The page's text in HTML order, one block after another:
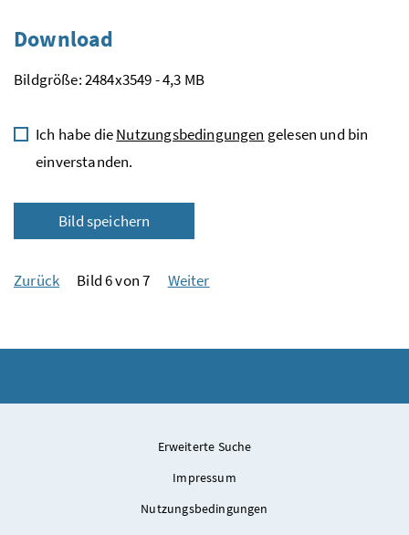
Download
Bildgröße: 2484x3549 - 4,3 MB
Ich habe dieNutzungsbedingungen gelesen und bin
einverstanden.
Bild speichern
Zurück Bild 6 von 7 Weiter
Erweiterte Suche
Impressum
Nutzungsbedingungen